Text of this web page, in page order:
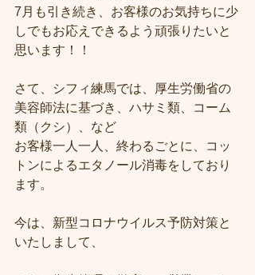
7月も引き続き、お客様のお気持ちに少
しでもお応えできるよう頑張りたいと
思います！！
さて、シフィ練馬では、厚生労働省の
美容師法に基づき、ハサミ類、コーム
類（クシ）、など
お客様一人一人、終わるごとに、コッ
トンによるエタノール消毒をしており
ます。
今は、新型コロナウイルス予防対策と
いたしまして、